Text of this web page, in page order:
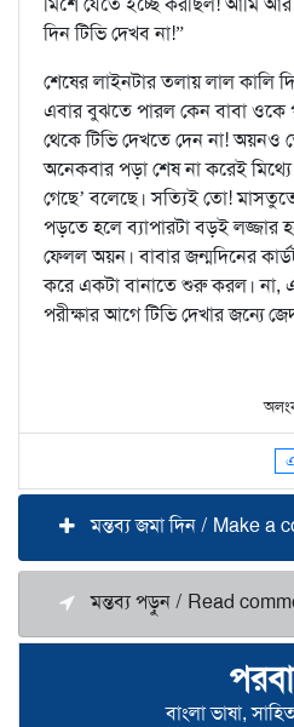
বাংলা ভাষা,
দিন টিভি দেখব না!”
শেষের লাইনটার তলায় লাল কালি
এবার বুঝতে পারল কেন বাবা ওকে
থেকে টিভি দেখতে দেন না! অয়নও
অনেকবার পড়া শেষ না করেই
গেছে’ বলেছে। সত্যিই তো!
পড়তে হলে ব্যাপারটা বড়ই লজ্জার
ফেলল অয়ন। বাবার জন্মদিনের
করে একটা বানাতে শুরু করল। না,
পরীক্ষার আগে টিভি দেখার জন্যে
মন্তব্য জমা দিন / Make a
মন্তব্য পড়ুন / Read